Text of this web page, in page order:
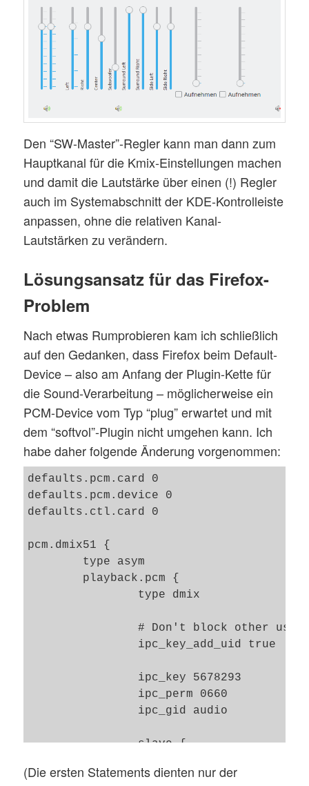
			# mplayer2 chooses 8192. Half-Life 2 chooses 16384.
			buffer_size 16384
		}
	}
	capture.pcm "hw:0"
	type hw
	card 0
}
pcm.upmix {
	type plug
	#front
   	ttable.0.0 1
	#side / rear -left
	ttable.0.2 1.0
	#side / rear - right
    	ttable.1.3 1.0
	#center
    	ttable.0.4 0.5
    	ttable.1.4 0.5
	# bass
    	ttable.1.5 0.2
Den “SW-Master”-Regler kann man dann zum
Hauptkanal für die Kmix-Einstellungen machen
und damit die Lautstärke über einen (!) Regler
auch im Systemabschnitt der KDE-Kontrolleiste
anpassen, ohne die relativen Kanal-
Lautstärken zu verändern.
Lösungsansatz für das Firefox-
Problem
Nach etwas Rumprobieren kam ich schließlich
auf den Gedanken, dass Firefox beim Default-
Device – also am Anfang der Plugin-Kette für
die Sound-Verarbeitung – möglicherweise ein
PCM-Device vom Typ “plug” erwartet und mit
dem “softvol”-Plugin nicht umgehen kann. Ich
habe daher folgende Änderung vorgenommen:
defaults.pcm.card 0
defaults.pcm.device 0
defaults.ctl.card 0
pcm.dmix51 {
		# Don't block other users
		slave {
			channels 6
(Die ersten Statements dienten nur der